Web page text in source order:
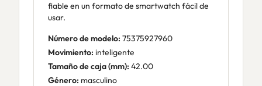
fiable en un formato de smartwatch fácil de
usar.
Número de modelo: 75375927960
Movimiento: inteligente
Tamaño de caja (mm): 42.00
Género: masculino